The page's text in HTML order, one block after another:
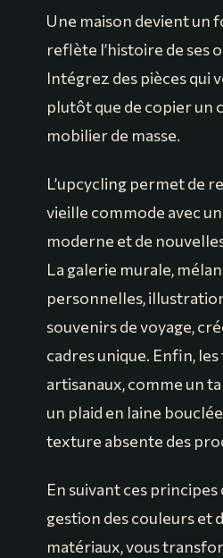
Une maison devient un
reflète l’histoire de ses
Intégrez des pièces qui
plutôt que de copier un
mobilier de masse.
L’upcycling permet de
vieille commode avec
moderne et de
La galerie murale,
personnelles,
souvenirs de voyage,
cadres unique. Enfin,
artisanaux, comme un
un plaid en laine
texture absente des
En suivant ces principes
gestion des couleurs et
matériaux, vous